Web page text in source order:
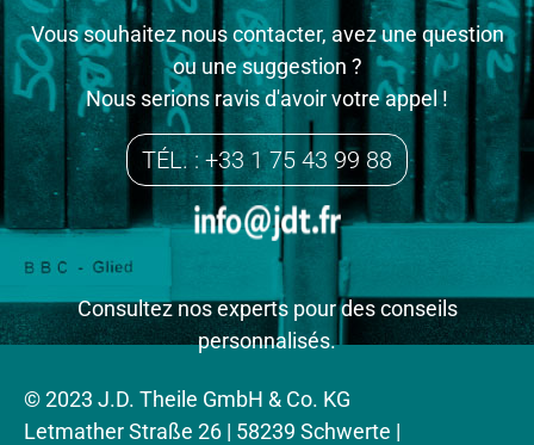
Vous souhaitez nous contacter, avez une question
ou une suggestion ?
Nous serions ravis d'avoir votre appel !
TÉL. : +33 1 75 43 99 88
Consultez nos experts pour des conseils
personnalisés.
© 2023 J.D. Theile GmbH & Co. KG
Letmather Straße 26 | 58239 Schwerte |